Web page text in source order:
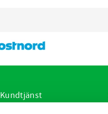
Kundtjänst